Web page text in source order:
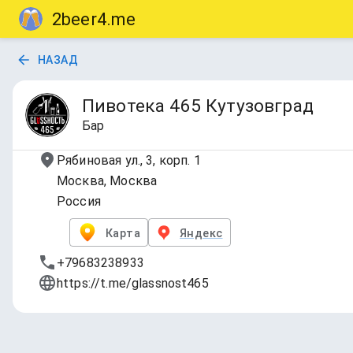
2beer4.me
НАЗАД
Пивотека 465 Кутузовград
Бар
Рябиновая ул., 3, корп. 1
Москва, Москва
Россия
Карта Яндекс
+79683238933
https://t.me/glassnost465